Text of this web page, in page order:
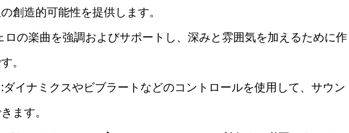
創造的可能性を提供します。
ロの楽曲を強調およびサポートし、深みと雰囲気を加えるために作
。
イナミクスやビブラートなどのコントロールを使用して、サウン
ます。